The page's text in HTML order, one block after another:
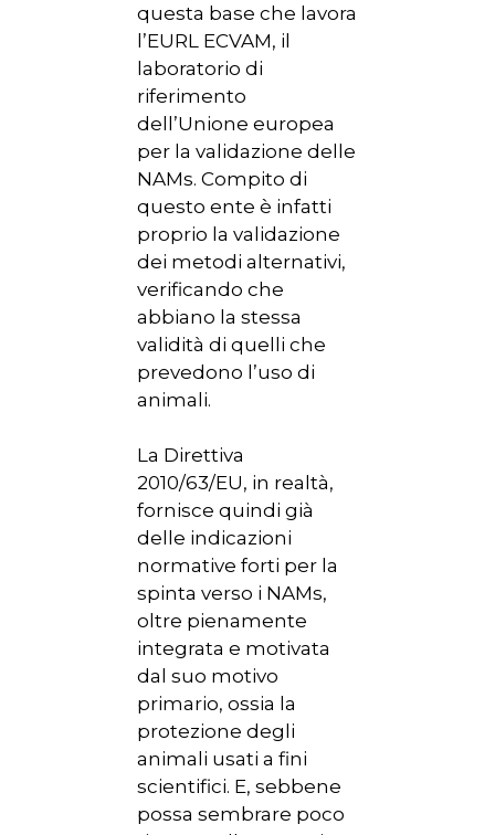
questa base che lavora
l’EURL ECVAM, il
laboratorio di
riferimento
dell’Unione europea
per la validazione delle
NAMs. Compito di
questo ente è infatti
proprio la validazione
dei metodi alternativi,
verificando che
abbiano la stessa
validità di quelli che
prevedono l’uso di
animali.
La Direttiva
2010/63/EU, in realtà,
fornisce quindi già
delle indicazioni
normative forti per la
spinta verso i NAMs,
oltre pienamente
integrata e motivata
dal suo motivo
primario, ossia la
protezione degli
animali usati a fini
scientifici. E, sebbene
possa sembrare poco